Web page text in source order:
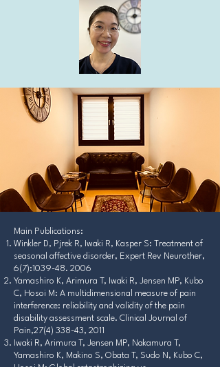
Main Publications:
Winkler D, Pjrek R, Iwaki R, Kasper S: Treatment of
seasonal affective disorder, Expert Rev Neurother,
6(7):1039-48. 2006
Yamashiro K, Arimura T, Iwaki R, Jensen MP, Kubo
C, Hosoi M: A multidimensional measure of pain
interference: reliability and validity of the pain
disability assessment scale. Clinical Journal of
Pain,27(4) 338-43, 2011
Iwaki R, Arimura T, Jensen MP, Nakamura T,
Yamashiro K, Makino S, Obata T, Sudo N, Kubo C,